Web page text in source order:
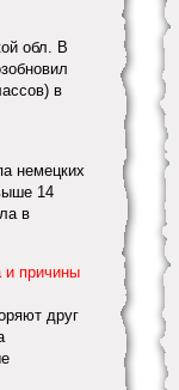
обл. В
в
немецких
14
в
и причины
друг